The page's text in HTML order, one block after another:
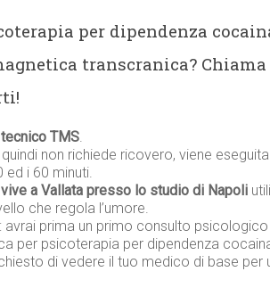
per dipendenza
transcranica?
tecnico TMS.
non richiede ricovero, viene
ed i 60 minuti.
a Vallata presso lo studio di Napoli
che regola l’umore.
: avrai prima un primo consulto
per psicoterapia per dipendenza
di vedere il tuo medico di base per